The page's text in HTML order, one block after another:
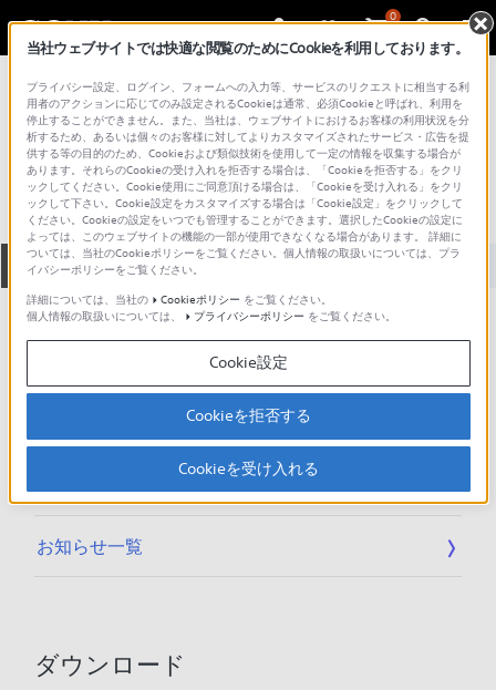
0
総合サポート・お問い合わせ USBメモリー
5USM1GJA
全て ダウンロード 取扱説明書 Q&A
サポート動画をご利用の際にはソーシャ
ルメディア利用規約をご確認ください。
お知らせ一覧
ダウンロード
当社ウェブサイトでは快適な閲覧のためにCookieを利用しております。
プライバシー設定、ログイン、フォームへの入力等、サービスのリクエストに相当する利
用者のアクションに応じてのみ設定されるCookieは通常、必須Cookieと呼ばれ、利用を
停止することができません。また、当社は、ウェブサイトにおけるお客様の利用状況を分
析するため、あるいは個々のお客様に対してよりカスタマイズされたサービス・広告を提
供する等の目的のため、Cookieおよび類似技術を使用して一定の情報を収集する場合が
あります。それらのCookieの受け入れを拒否する場合は、「Cookieを拒否する」をクリ
ックしてください。Cookie使用にご同意頂ける場合は、「Cookieを受け入れる」をクリ
ックして下さい。Cookie設定をカスタマイズする場合は「Cookie設定」をクリックして
ください。Cookieの設定をいつでも管理することができます。選択したCookieの設定に
よっては、このウェブサイトの機能の一部が使用できなくなる場合があります。 詳細に
ついては、当社のCookieポリシーをご覧ください。個人情報の取扱いについては、プラ
イバシーポリシーをご覧ください。
詳細については、当社の
Cookieポリシー をご覧ください。
個人情報の取扱いについては、
プライバシーポリシー をご覧ください。
Cookie設定
Cookieを拒否する
Cookieを受け入れる